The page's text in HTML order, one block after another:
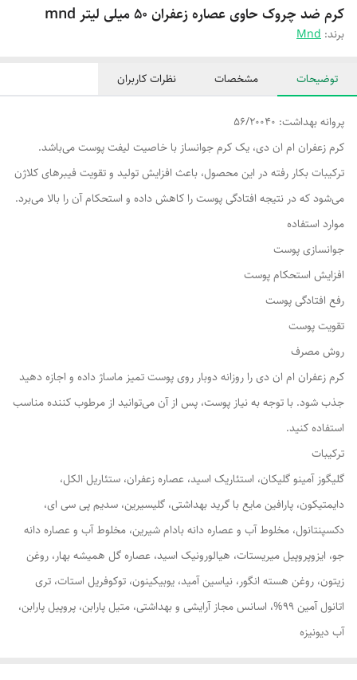
کرم ضد چروک حاوی عصاره زعفران ۵۰ میلی لیتر mnd
برند: Mnd
توضیحات مشخصات نظرات کاربران
پروانه بهداشت: 56/20040
کرم زعفران ام ان دی، یک کرم جوانساز با خاصیت لیفت پوست می‌باشد.
ترکیبات بکار رفته در این محصول، باعث افزایش تولید و تقویت فیبرهای کلاژن
می‌شود که در نتیجه افتادگی پوست را کاهش داده و استحکام آن را بالا می‌برد.
موارد استفاده
جوانسازی پوست
افزایش استحکام پوست
رفع افتادگی پوست
تقویت پوست
روش مصرف
کرم زعفران ام ان دی را روزانه دوبار روی پوست تمیز ماساژ داده و اجازه دهید
جذب شود. با توجه به نیاز پوست، پس از آن می‌توانید از مرطوب کننده مناسب
استفاده کنید.
ترکیبات
گلیگوز آمینو گلیکان، استئاریک اسید، عصاره زعفران، ستئاریل الکل،
دایمتیکون، پارافین مایع با گرید بهداشتی، گلیسیرین، سدیم پی سی ای،
دکسپنتانول، مخلوط آب و عصاره دانه بادام شیرین، مخلوط آب و عصاره دانه
جو، ایزوپروپیل میریستات، هیالورونیک اسید، عصاره گل همیشه بهار، روغن
زیتون، روغن هسته انگور، نیاسین آمید، یوبیکینون، توکوفریل استات، تری
اتانول آمین 99%، اسانس مجاز آرایشی و بهداشتی، متیل پارابن، پروپیل پارابن،
آب دیونیزه